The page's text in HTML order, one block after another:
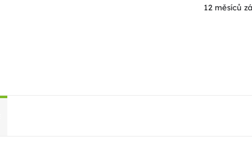
12 měsíců